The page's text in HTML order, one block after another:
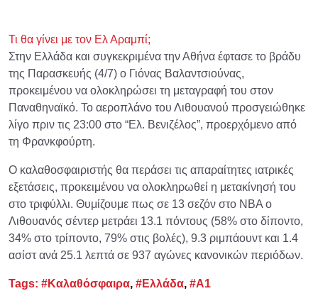
Τι θα γίνει με τον Ελ Αραμπί;
Στην Ελλάδα και συγκεκριμένα την Αθήνα έφτασε το βράδυ
της Παρασκευής (4/7) ο Γιόνας Βαλαντσιούνας,
προκειμένου να ολοκληρώσει τη μεταγραφή του στον
Παναθηναϊκό. Το αεροπλάνο του Λιθουανού προσγειώθηκε
λίγο πριν τις 23:00 στο “Ελ. Βενιζέλος”, προερχόμενο από
τη Φρανκφούρτη.
Ο καλαθοσφαιριστής θα περάσει τις απαραίτητες ιατρικές
εξετάσεις, προκειμένου να ολοκληρωθεί η μετακίνησή του
στο τριφύλλι. Θυμίζουμε πως σε 13 σεζόν στο ΝΒΑ ο
Λιθουανός σέντερ μετράει 13.1 πόντους (58% στο δίποντο,
34% στο τρίποντο, 79% στις βολές), 9.3 ριμπάουντ και 1.4
ασίστ ανά 25.1 λεπτά σε 937 αγώνες κανονικών περιόδων.
Tags: #Καλαθόσφαιρα, #Ελλάδα, #Α1